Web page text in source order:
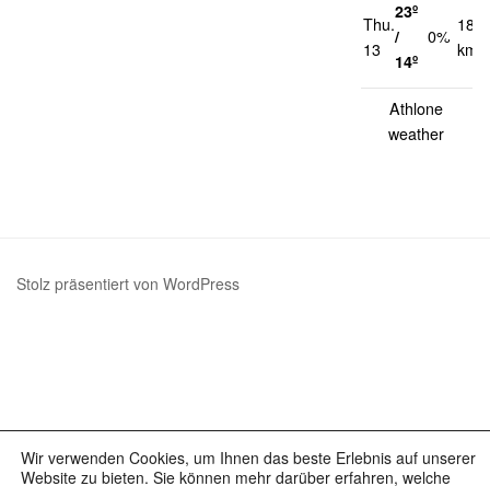
Thu.
13
23º
/
14º
0%
18
km/h
Athlone
weather
Stolz präsentiert von WordPress
Wir verwenden Cookies, um Ihnen das beste Erlebnis auf unserer
Website zu bieten. Sie können mehr darüber erfahren, welche